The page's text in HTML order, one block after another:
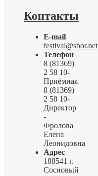
Контакты
E-mail
festival@sbor.net
Телефон
8 (81369)
2 58 10-
Приёмная
8 (81369)
2 58 10-
Директор
-
Фролова
Елена
Леонидовна
Адрес
188541 г.
Сосновый